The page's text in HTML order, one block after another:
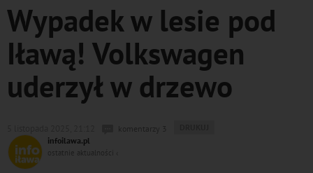
Wypadek w lesie pod
Iławą! Volkswagen
uderzył w drzewo
infoilawa.pl
ostatnie aktualności ‹